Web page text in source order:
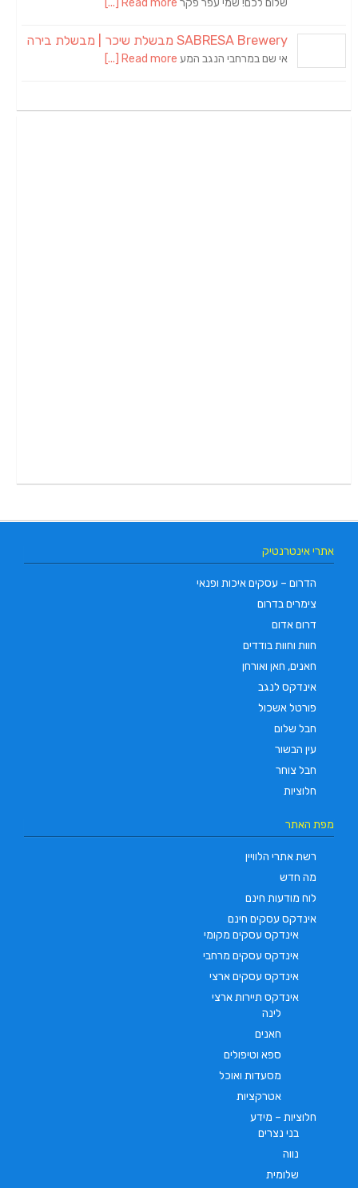
שלום לכם! שמי עפר פקר Read more [...]
SABRESA Brewery מבשלת שיכר | מבשלת בירה
אי שם במרחבי הנגב המע Read more [...]
אתרי אינטרנטיק
הדרום – עסקים איכות ופנאי
צימרים בדרום
דרום אדום
חוות וחוות בודדים
חאנים, חאן ואורחן
אינדקס לנגב
פורטל אשכול
חבל שלום
עין הבשור
חבל צוחר
חלוציות
מפת האתר
רשת אתרי הלוויין
מה חדש
לוח מודעות חינם
אינדקס עסקים חינם
אינדקס עסקים מקומי
אינדקס עסקים מרחבי
אינדקס עסקים ארצי
אינדקס תיירות ארצי
לינה
חאנים
ספא וטיפולים
מסעדות ואוכל
אטרקציות
חלוציות – מידע
בני נצרים
נווה
שלומית